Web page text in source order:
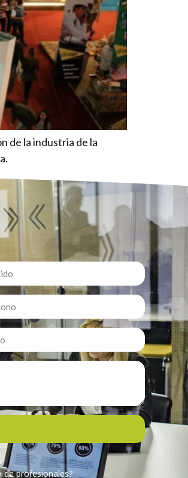
de la industria de la
profesionales?